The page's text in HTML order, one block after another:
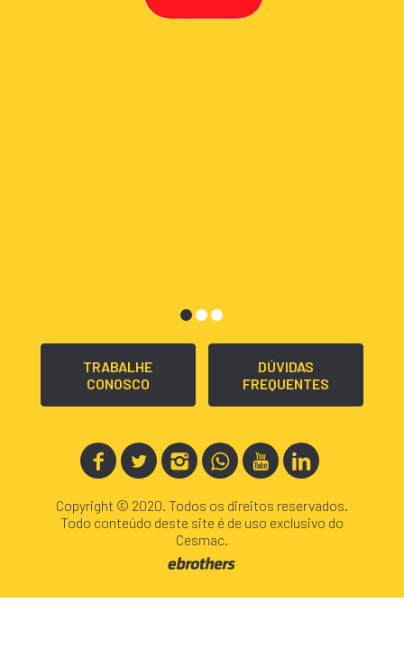
TRABALHE
CONOSCO
DÚVIDAS
FREQUENTES
Copyright © 2020. Todos os direitos reservados.
Todo conteúdo deste site é de uso exclusivo do
Cesmac.